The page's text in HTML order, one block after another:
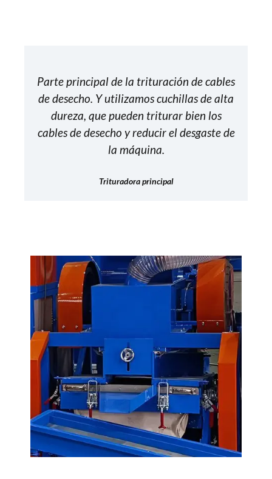
Parte principal de la trituración de cables
de desecho. Y utilizamos cuchillas de alta
dureza, que pueden triturar bien los
cables de desecho y reducir el desgaste de
la máquina.
Trituradora principal